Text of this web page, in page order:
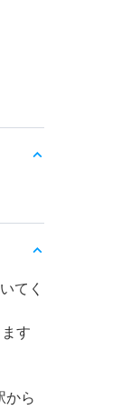
てく
す
から